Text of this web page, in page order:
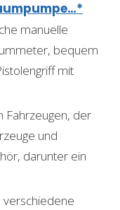
manuelle
bequem
mit
Fahrzeugen, der
und
darunter ein
verschiedene